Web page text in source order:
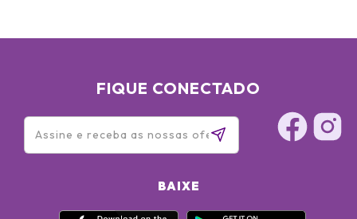
FIQUE CONECTADO
BAIXE